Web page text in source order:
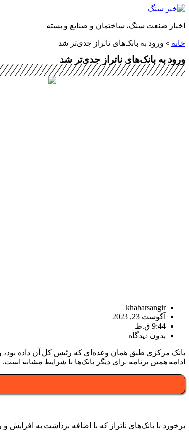
پرش
محتوا
اخبار صنعت سنگ، ساختمان و صنایع وابسته
خانه » ورود به بانک‌های ناتراز جدی‌تر شد
ورود به بانک‌های ناتراز جدی‌تر شد
khabarsangir
آگوست 23, 2023
9:44 ق.ظ
بدون دیدگاه
ادامه همین برنامه برای دیگر بانک‌ها با شرایط مشابه است.
برخورد با بانک‌های ناتراز که با اضافه برداشت به